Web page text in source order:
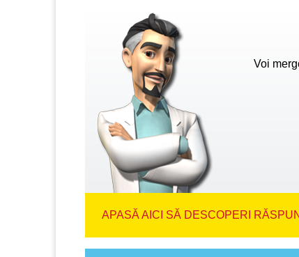
Voi
APASĂ AICI SĂ DESCOPERI